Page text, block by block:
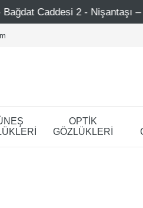
2 - Nişantaşı – Etiler –
OPTİK
GÖZLÜKLERİ